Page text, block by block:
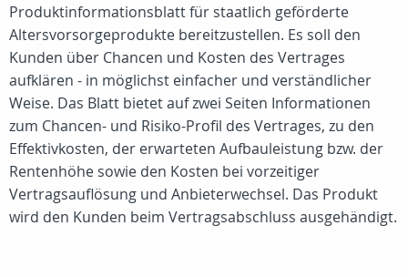
Produktinformationsblatt für staatlich geförderte
Altersvorsorgeprodukte bereitzustellen. Es soll den
Kunden über Chancen und Kosten des Vertrages
aufklären - in möglichst einfacher und verständlicher
Weise. Das Blatt bietet auf zwei Seiten Informationen
zum Chancen- und Risiko-Profil des Vertrages, zu den
Effektivkosten, der erwarteten Aufbauleistung bzw. der
Rentenhöhe sowie den Kosten bei vorzeitiger
Vertragsauflösung und Anbieterwechsel. Das Produkt
wird den Kunden beim Vertragsabschluss ausgehändigt.